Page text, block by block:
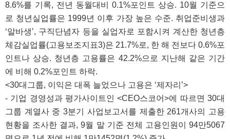
8.6%를 기록, 전년 동월대비 0.1%포인트 상승. 10월 기준으
로 청년실업률은 1999년 이후 가장 높은 수준. 취업준비생과
‘알바생’, 구직단념자 등을 실업자로 포함시켜 계산한 청년층
체감실업률(고용보조지표3)은 21.7%로, 한 해 전보다 0.6%포
인트나 상승. 청년층 고용률은 42.2%으로 지난해 같은 기간
에 비해 0.2%포인트 하락.
<30대그룹, 이익은 대폭 늘었으나 고용은 ‘제자리’>
- 기업 경영성과 평가사이트인 <CEO스코어>에 따르면 30대
그룹 계열사 중 3분기 사업보고서를 제출한 261개사의 고용
현황을 조사한 결과, 9월 말 기준 전체 고용인원이 94만5067